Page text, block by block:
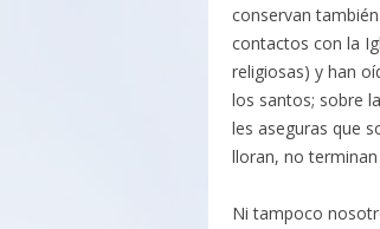
conservan
contactos con la
religiosas) y han
los santos; sobre
les aseguras que
lloran, no
Ni tampoco